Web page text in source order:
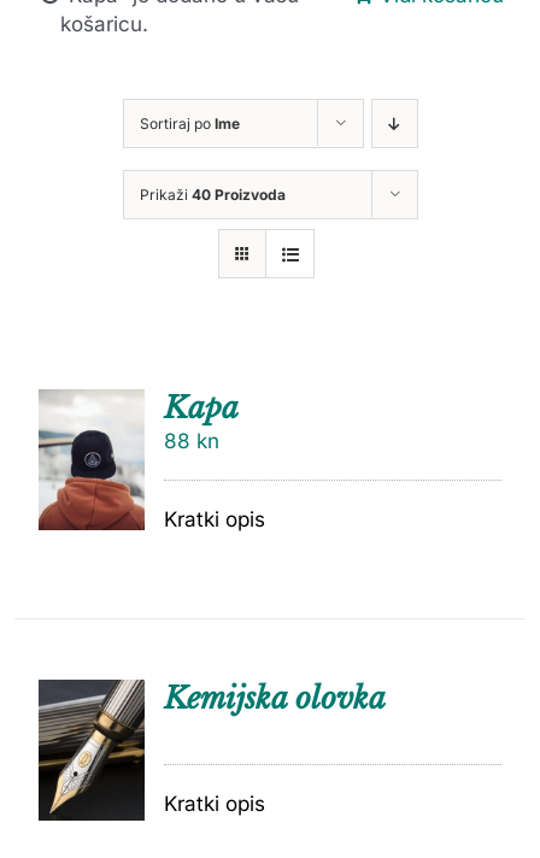
košaricu.
Sortiraj po Ime
Prikaži 40 Proizvoda
Kapa
88 kn
Kratki opis
Kemijska olovka
Kratki opis